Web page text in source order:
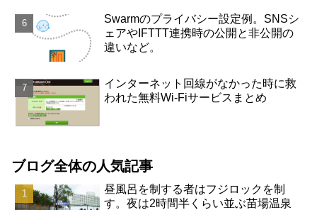
Swarmのプライバシー設定例。SNSシ
ェアやIFTTT連携時の公開と非公開の
違いなど。
インターネット回線がなかった時に救
われた無料Wi-Fiサービスまとめ
ブログ全体の人気記事
昼風呂を制する者はフジロックを制
す。夜は2時間半くらい並ぶ苗場温泉